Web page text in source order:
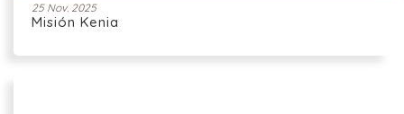
25 Nov. 2025
Misión Kenia